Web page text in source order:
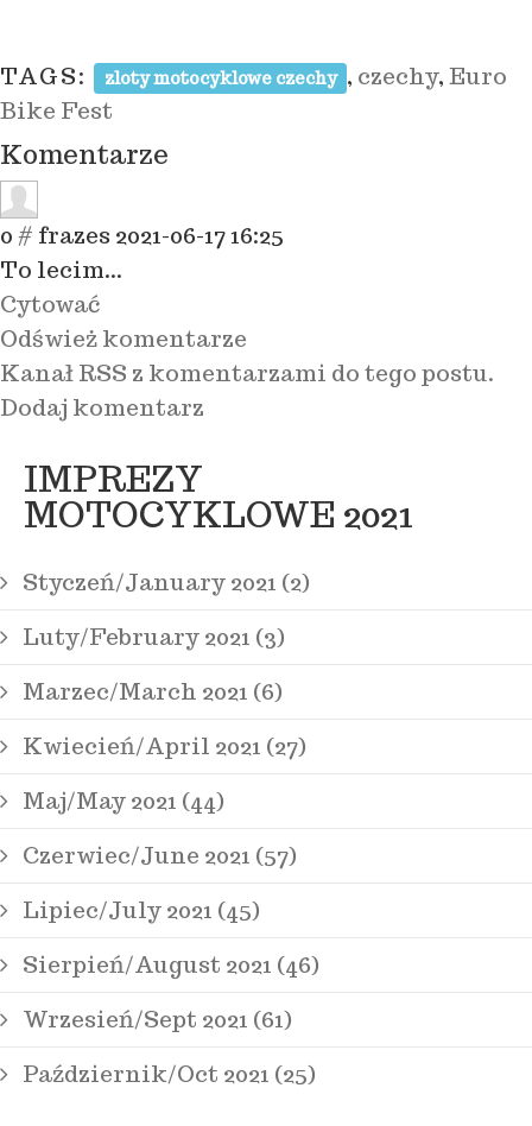
TAGS: zloty motocyklowe czechy , czechy,Euro
Bike Fest
Komentarze
0 # frazes 2021-06-17 16:25
To lecim...
Cytować
Odśwież komentarze
Kanał RSS z komentarzami do tego postu.
Dodaj komentarz
IMPREZY
MOTOCYKLOWE 2021
Styczeń/January 2021 (2)
Luty/February 2021 (3)
Marzec/March 2021 (6)
Kwiecień/April 2021 (27)
Maj/May 2021 (44)
Czerwiec/June 2021 (57)
Lipiec/July 2021 (45)
Sierpień/August 2021 (46)
Wrzesień/Sept 2021 (61)
Październik/Oct 2021 (25)